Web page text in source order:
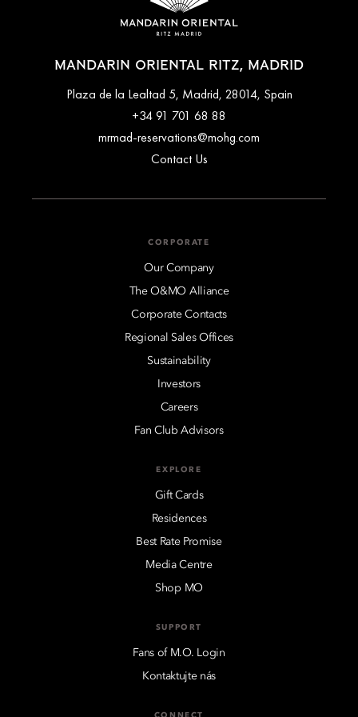
MANDARIN ORIENTAL RITZ, MADRID
Plaza de la Lealtad 5, Madrid, 28014, Spain
+34 91 701 68 88
mrmad-reservations@mohg.com
Contact Us
CORPORATE
Our Company
The O&MO Alliance
Corporate Contacts
Regional Sales Offices
Sustainability
Investors
Careers
Fan Club Advisors
EXPLORE
Gift Cards
Residences
Best Rate Promise
Media Centre
Shop MO
SUPPORT
Fans of M.O. Login
Kontaktujte nás
CONNECT